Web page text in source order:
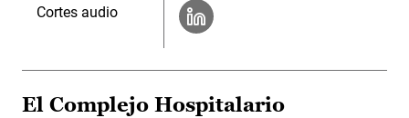
Cortes audio
El Complejo Hospitalario